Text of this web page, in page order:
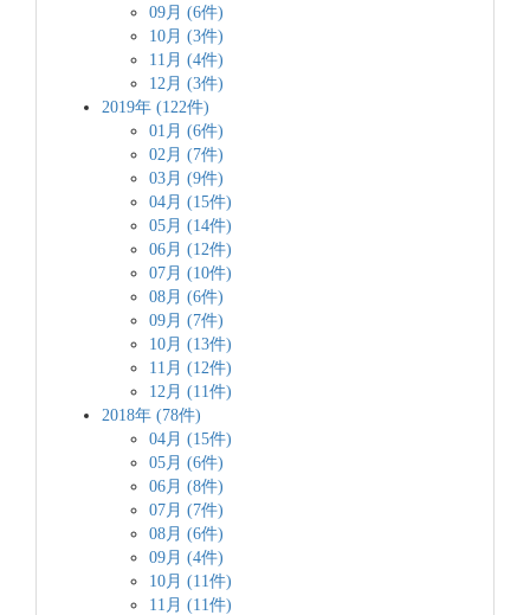
09月 (6件)
10月 (3件)
11月 (4件)
12月 (3件)
2019年 (122件)
01月 (6件)
02月 (7件)
03月 (9件)
04月 (15件)
05月 (14件)
06月 (12件)
07月 (10件)
08月 (6件)
09月 (7件)
10月 (13件)
11月 (12件)
12月 (11件)
2018年 (78件)
04月 (15件)
05月 (6件)
06月 (8件)
07月 (7件)
08月 (6件)
09月 (4件)
10月 (11件)
11月 (11件)